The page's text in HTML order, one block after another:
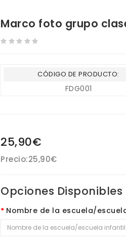
Marco foto grupo
CÓDIGO DE PRODUCTO:
FDG001
25,90€
Precio:25,90€
Opciones Disponibles
Nombre de la escuela/